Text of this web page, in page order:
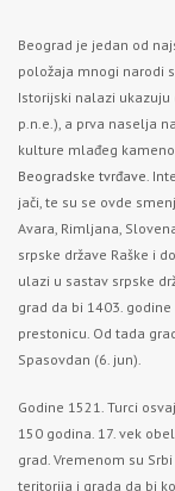
Beograd je jedan od
položaja mnogi narodi
Istorijski nalazi
p.n.e.), a prva naselja
kulture mlađeg
Beogradske tvrđave.
jači, te su se ovde
Avara, Rimljana,
srpske države Raške i
ulazi u sastav srpske
grad da bi 1403.
prestonicu. Od tada
Spasovdan (6. jun).
Godine 1521. Turci
150 godina. 17. vek
grad. Vremenom su
teritorija i grada da bi